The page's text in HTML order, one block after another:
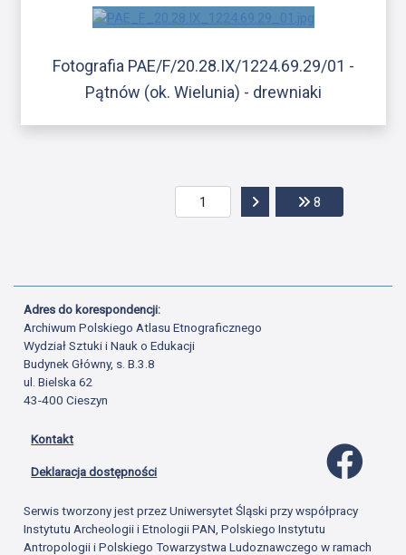
Fotografia PAE/F/20.28.IX/1224.69.29/01 -
Pątnów (ok. Wielunia) - drewniaki
Przejdź do następnej
8
Adres do korespondencji:
Archiwum Polskiego Atlasu Etnograficznego
Wydział Sztuki i Nauk o Edukacji
Budynek Główny, s. B.3.8
ul. Bielska 62
43-400 Cieszyn
Kontakt
Deklaracja dostępności
Serwis tworzony jest przez Uniwersytet Śląski przy współpracy
Instytutu Archeologii i Etnologii PAN, Polskiego Instytutu
Antropologii i Polskiego Towarzystwa Ludoznawczego w ramach